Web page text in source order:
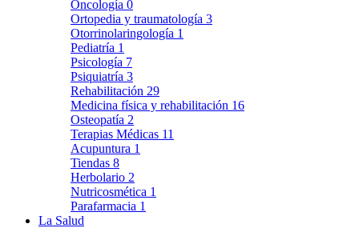
Oncología 0
Ortopedia y traumatología 3
Otorrinolaringología 1
Pediatría 1
Psicología 7
Psiquiatría 3
Rehabilitación 29
Medicina física y rehabilitación 16
Osteopatía 2
Terapias Médicas 11
Acupuntura 1
Tiendas 8
Herbolario 2
Nutricosmética 1
Parafarmacia 1
La Salud